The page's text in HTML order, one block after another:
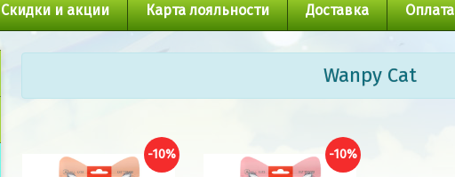
Скидки и акции Карта лояльности Доставка Оплата
Wanpy Cat
-10% -10%